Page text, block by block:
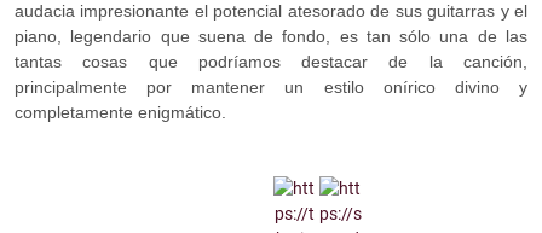
audacia impresionante el potencial atesorado de sus guitarras y el
piano, legendario que suena de fondo, es tan sólo una de las
tantas cosas que podríamos destacar de la canción,
principalmente por mantener un estilo onírico divino y
completamente enigmático.